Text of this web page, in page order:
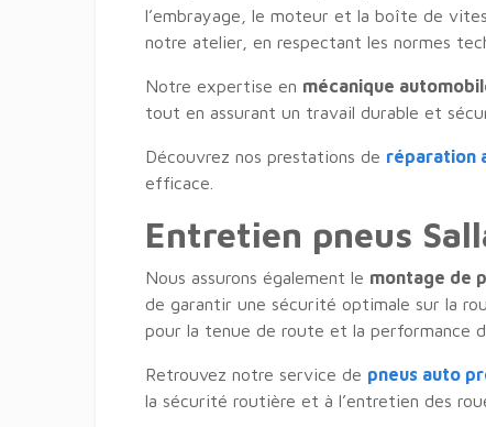
l’embrayage, le moteur et la boîte de
notre atelier, en respectant les normes
Notre expertise en mécanique
tout en assurant un travail durable et
Découvrez nos prestations de réparation
efficace.
Entretien pneus
Nous assurons également le montage de
de garantir une sécurité optimale sur la
pour la tenue de route et la performance
Retrouvez notre service de pneus auto
la sécurité routière et à l’entretien des